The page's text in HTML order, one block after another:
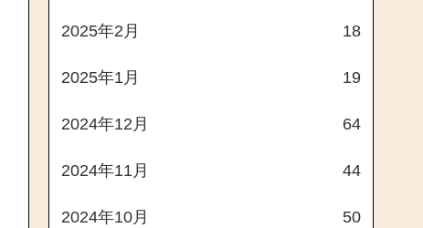
2025年2月 18
2025年1月 19
2024年12月 64
2024年11月 44
2024年10月 50